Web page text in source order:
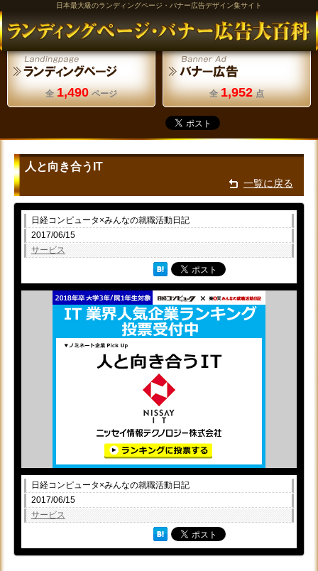
日本最大級のランディングページ・バナー広告デザイン集サイト
全 1,490 ページ 全 1,952 点
人と向き合うIT
一覧に戻る
日経コンピュータ×みんなの就職活動日記
2017/06/15
サービス
日経コンピュータ×みんなの就職活動日記
2017/06/15
サービス